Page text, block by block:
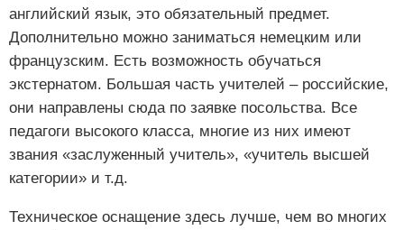
английский язык, это обязательный предмет.
Дополнительно можно заниматься немецким или
французским. Есть возможность обучаться
экстернатом. Большая часть учителей – российские,
они направлены сюда по заявке посольства. Все
педагоги высокого класса, многие из них имеют
звания «заслуженный учитель», «учитель высшей
категории» и т.д.
Техническое оснащение здесь лучше, чем во многих